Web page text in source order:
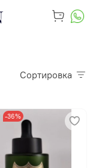
Сортировка
-36%